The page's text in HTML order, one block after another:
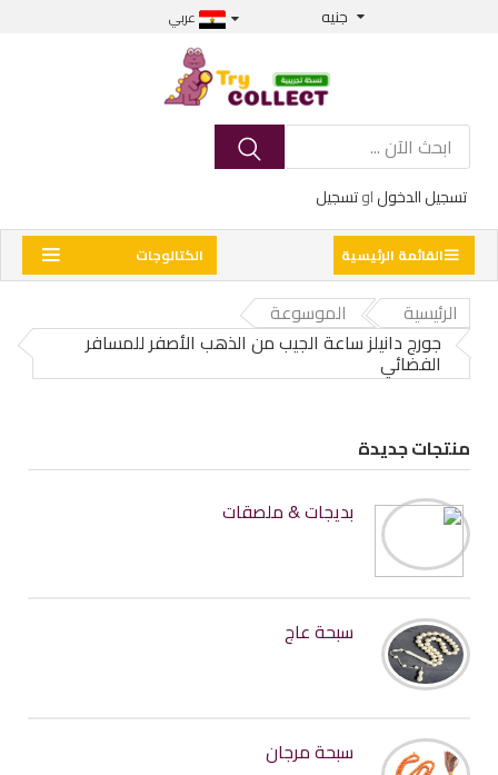
جنيه عربي
تسجيل الدخولاوتسجيل
الكتالوجات القائمة الرئيسية
الرئيسية
الموسوعة
جورج دانيلز ساعة الجيب من الذهب الأصفر للمسافر
الفضائي
منتجات جديدة
بديجات & ملصقات
سبحة عاج
سبحة مرجان